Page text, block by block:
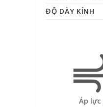
ĐỘ DÀY KÍNH
Áp lực